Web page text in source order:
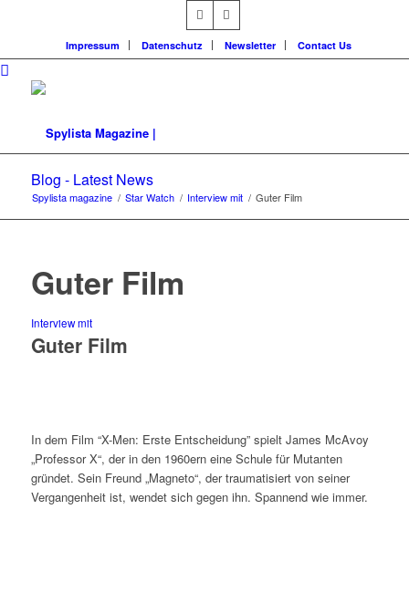
Impressum Datenschutz Newsletter Contact Us
Blog - Latest News
Spylista magazine / Star Watch / Interview mit / Guter Film
Guter Film
Interview mit
Guter Film
In dem Film “X-Men: Erste Entscheidung” spielt James McAvoy
„Professor X“, der in den 1960ern eine Schule für Mutanten
gründet. Sein Freund „Magneto“, der traumatisiert von seiner
Vergangenheit ist, wendet sich gegen ihn. Spannend wie immer.